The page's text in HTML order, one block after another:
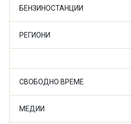
БЕНЗИНОСТАНЦИИ
РЕГИОНИ
СВОБОДНО ВРЕМЕ
МЕДИИ